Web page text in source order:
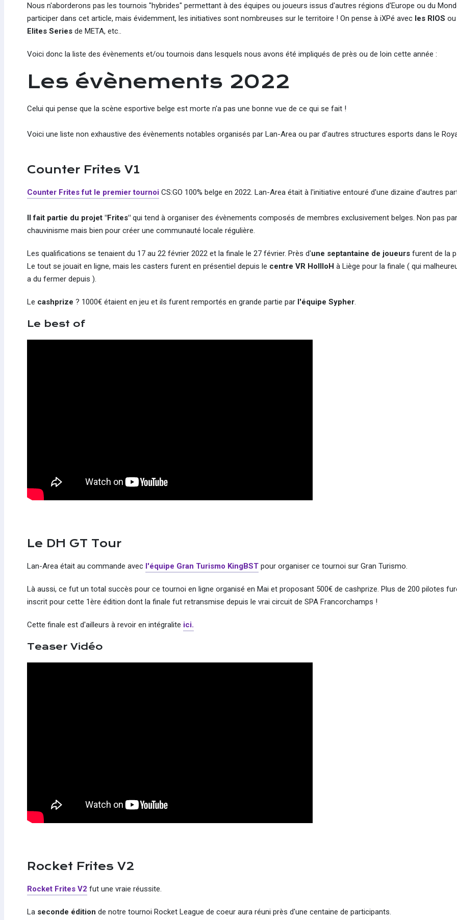
Nous n'aborderons pas les tournois "hybrides" permettant à des équipes ou joueurs issus d'autres régions d'Europe ou du
participer dans cet article, mais évidemment, les initiatives sont nombreuses sur le territoire ! On pense à iXPé avec les RIOS
Elites Seriesde META, etc..
Voici donc la liste des évènements et/ou tournois dans lesquels nous avons été impliqués de près ou de loin cette année :
Les évènements 2022
Celui qui pense que la scène esportive belge est morte n'a pas une bonne vue de ce qui se fait !
Voici une liste non exhaustive des évènements notables organisés par Lan-Area ou par d'autres structures esports dans le
Counter Frites V1
Counter Fritesfut le premier tournoiCS:GO 100% belge en 2022. Lan-Area était à l'initiative entouré d'une dizaine d'autres
Il fait partie du projet "Frites"qui tend à organiser des évènements composés de membres exclusivement belges. Non pas par
chauvinisme mais bien pour créer une communauté locale régulière.
Les qualifications se tenaient du 17 au 22 février 2022 et la finale le 27 février. Près d'une septantaine de joueursfurent de la
Le tout se jouait en ligne, mais les casters furent en présentiel depuis le centre VR HollloH à Liège pour la finale ( qui
a du fermer depuis ).
Le cashprize ? 1000€ étaient en jeu et ils furent remportés en grande partie par l'équipe Sypher.
Le best of
Le DH GT Tour
Lan-Area était au commande avec l'équipe Gran Turismo KingBSTpour organiser ce tournoi sur Gran Turismo.
Là aussi, ce fut un total succès pour ce tournoi en ligne organisé en Mai et proposant 500€ de cashprize. Plus de 200 pilotes
inscrit pour cette 1ère édition dont la finale fut retransmise depuis le vrai circuit de SPA Francorchamps !
Cette finale est d'ailleurs à revoir en intégralite ici.
Teaser Vidéo
Rocket Frites V2
Rocket Frites V2 fut une vraie réussite.
La seconde édition de notre tournoi Rocket League de coeur aura réuni près d'une centaine de participants.